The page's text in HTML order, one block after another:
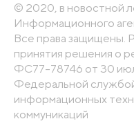
© 2020, в новостной
Информационного
Все права защищены.
принятия решения о
ФС77-78746 от 30
Федеральной
информационных
коммуникаций